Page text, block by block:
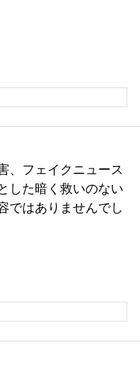
、フェイクニュース
した暗く救いのない
ではありませんでし